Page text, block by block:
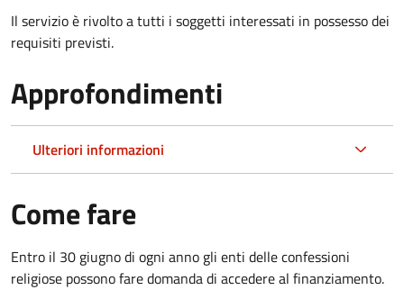
Il servizio è rivolto a tutti i soggetti interessati in possesso dei
requisiti previsti.
Approfondimenti
Ulteriori informazioni
Come fare
Entro il 30 giugno di ogni anno gli enti delle confessioni
religiose possono fare domanda di accedere al finanziamento.